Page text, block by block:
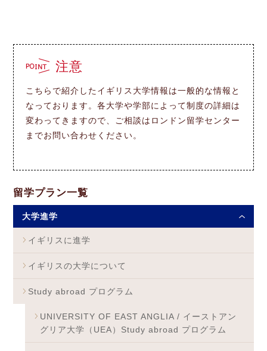
注意
こちらで紹介したイギリス大学情報は一般的な情報と
なっております。各大学や学部によって制度の詳細は
変わってきますので、ご相談はロンドン留学センター
までお問い合わせください。
留学プラン一覧
大学進学
イギリスに進学
イギリスの大学について
Study abroad プログラム
UNIVERSITY OF EAST ANGLIA / イーストアン
グリア大学（UEA）Study abroad プログラム